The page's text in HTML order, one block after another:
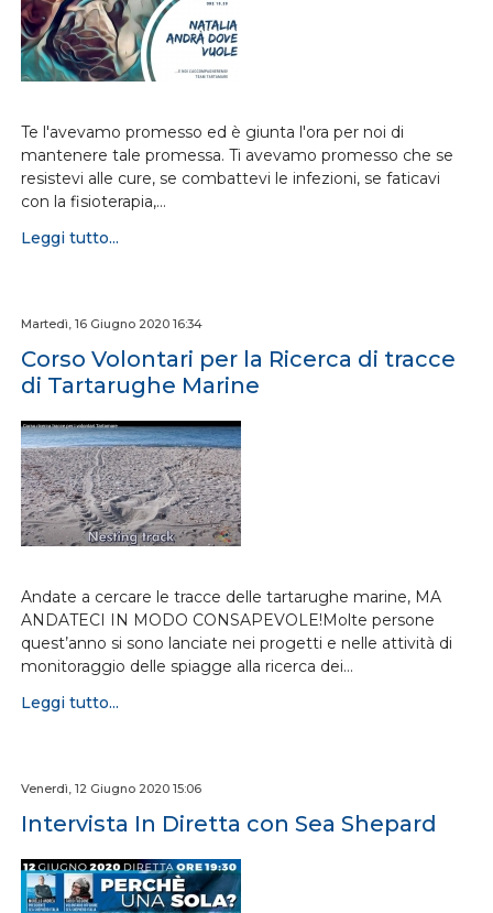
Te l'avevamo promesso ed è giunta l'ora per noi di
mantenere tale promessa. Ti avevamo promesso che se
resistevi alle cure, se combattevi le infezioni, se faticavi
con la fisioterapia,…
Leggi tutto...
Martedì, 16 Giugno 2020 16:34
Corso Volontari per la Ricerca di tracce
di Tartarughe Marine
Andate a cercare le tracce delle tartarughe marine, MA
ANDATECI IN MODO CONSAPEVOLE!Molte persone
quest’anno si sono lanciate nei progetti e nelle attività di
monitoraggio delle spiagge alla ricerca dei…
Leggi tutto...
Venerdì, 12 Giugno 2020 15:06
Intervista In Diretta con Sea Shepard